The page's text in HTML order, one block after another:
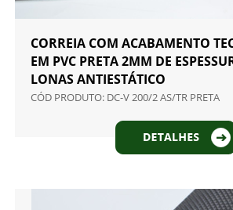
CORREIA COM ACABAMENTO
EM PVC PRETA 2MM DE
LONAS ANTIESTÁTICO
CÓD PRODUTO: DC-V 200/2 AS/TR PRETA